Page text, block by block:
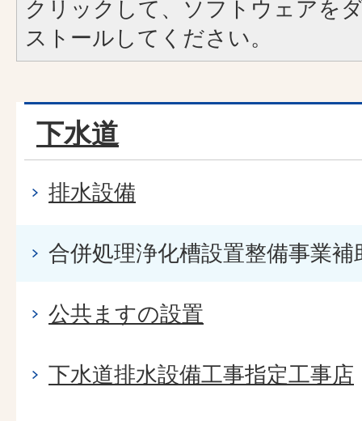
クリックして、ソフトウェアを
ストールしてください。
下水道
排水設備
合併処理浄化槽設置整備事業補
公共ますの設置
下水道排水設備工事指定工事店